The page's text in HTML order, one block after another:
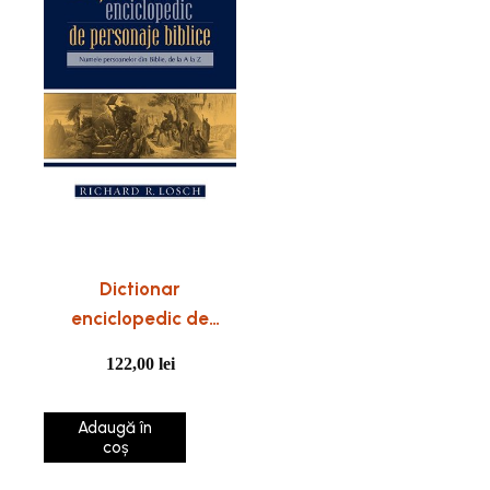
Dictionar
enciclopedic de
122,00 lei
Adaugă în
coș